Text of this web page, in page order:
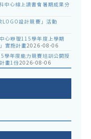
中心線上讀書會暑期成果分
LOGO設計競賽」活動
心辦理115學年度上學期
實施計畫2026-08-06
學年度能力競賽培訓公開授
畫1份2026-08-06